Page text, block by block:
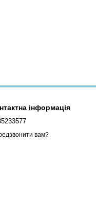
інформація
вам?